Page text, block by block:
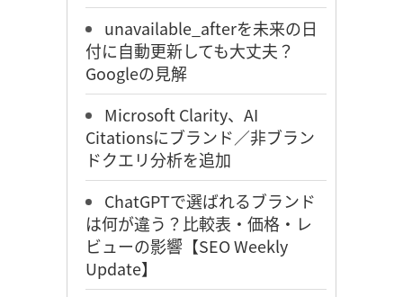
unavailable_afterを未来の日
付に自動更新しても大丈夫？
Googleの見解
Microsoft Clarity、AI
Citationsにブランド／非ブラン
ドクエリ分析を追加
ChatGPTで選ばれるブランド
は何が違う？比較表・価格・レ
ビューの影響【SEO Weekly
Update】